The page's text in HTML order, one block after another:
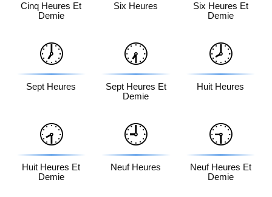
Cinq Heures Et
Demie
Six Heures
Six Heures Et
Demie
🕖
Sept Heures
🕢
Sept Heures Et
Demie
🕗
Huit Heures
🕣
Huit Heures Et
Demie
🕘
Neuf Heures
🕤
Neuf Heures Et
Demie